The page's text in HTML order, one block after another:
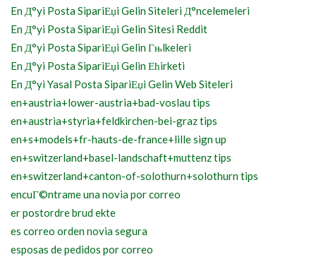
En Д°yi Posta SipariЕџi Gelin Siteleri Д°ncelemeleri
En Д°yi Posta SipariЕџi Gelin Sitesi Reddit
En Д°yi Posta SipariЕџi Gelin Гњlkeleri
En Д°yi Posta SipariЕџi Gelin Ећirketi
En Д°yi Yasal Posta SipariЕџi Gelin Web Siteleri
en+austria+lower-austria+bad-voslau tips
en+austria+styria+feldkirchen-bei-graz tips
en+s+models+fr-hauts-de-france+lille sign up
en+switzerland+basel-landschaft+muttenz tips
en+switzerland+canton-of-solothurn+solothurn tips
encuГ©ntrame una novia por correo
er postordre brud ekte
es correo orden novia segura
esposas de pedidos por correo